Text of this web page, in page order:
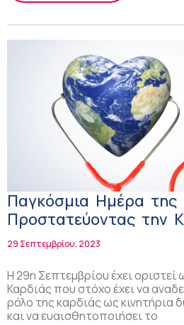
Παγκόσμια Ημέρα της
Προστατεύοντας την
μας – Μήνυμα του
Καθηγητή Γεράσιμου
29 Σεπτεμβρίου, 2023
Η 29η Σεπτεμβρίου έχει
Καρδιάς που στόχο έχει να
ρόλο της καρδιάς ως κινητήρια
και να ευαισθητοποιήσει το